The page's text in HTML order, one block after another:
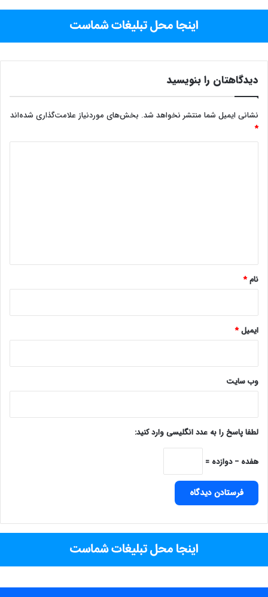
دیدگاهتان را بنویسید
نشانی ایمیل شما منتشر نخواهد شد. بخش‌های موردنیاز علامت‌گذاری شده‌اند
*
نام*
ایمیل*
وب‌ سایت
لطفا پاسخ را به عدد انگلیسی وارد کنید:
هفده − دوازده =